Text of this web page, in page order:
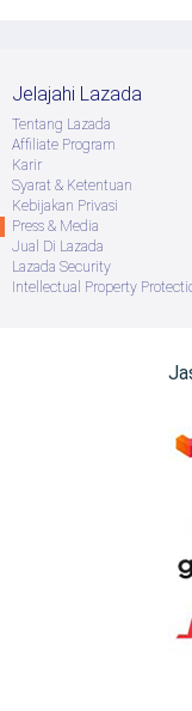
Jelajahi Lazada
Tentang Lazada
Afﬁliate Program
Karir
Syarat & Ketentuan
Kebijakan Privasi
Press & Media
Jual Di Lazada
Lazada Security
Intellectual Property